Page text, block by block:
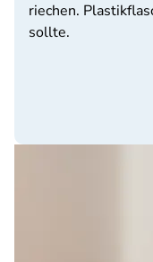
riechen.
sollte.